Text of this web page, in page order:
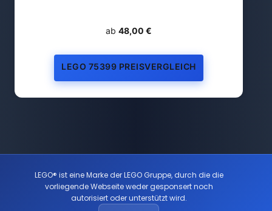
ab 48,00 €
LEGO 75399 PREISVERGLEICH
LEGO® ist eine Marke der LEGO Gruppe, durch die die
vorliegende Webseite weder gesponsert noch
autorisiert oder unterstützt wird.